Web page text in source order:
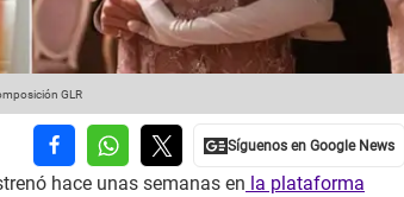
GLR
hace unas semanas en la plataforma